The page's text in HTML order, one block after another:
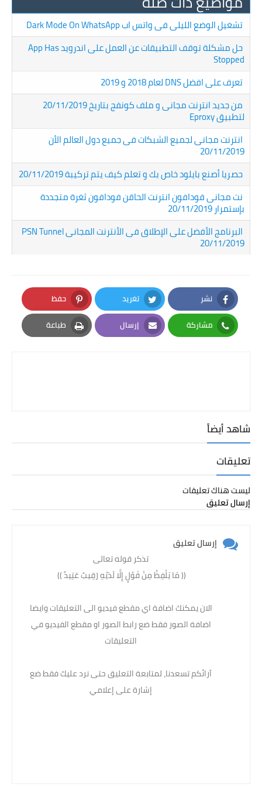
تشغيل الوضع الليلى فى واتس اب Dark Mode On WhatsApp
حل مشكلة توقف التطبيقات عن العمل على اندرويد App Has
Stopped
تعرف على افضل DNS لعام 2018 و 2019
من جديد انترنت مجانى و ملف كونفج بتاريخ 20/11/2019
لتطبيق Eproxy
انترنت مجانى لجميع الشبكات فى جميع دول العالم الأن
20/11/2019
حصريا أصنع بايلود خاص بك و تعلم كيف يتم تركيبة 20/11/2019
نت مجانى فودافون انترنت الحاقن فودافون ثغرة متجددة
بإستمرار 20/11/2019
البرنامج الأفضل على الإطلاق فى الأنترنت المجانى PSN Tunnel
20/11/2019
نشر
Facebook
تغريد
Twitter
حفظ
Pinterest
مشاركة
Whatsapp
إرسال
Email
طباعة
Print
شاهد أيضاً
تعليقات
ليست هناك تعليقات
إرسال تعليق
إرسال تعليق
تذكر قوله تعالى
(( مَا يَلْفِظُ مِنْ قَوْلٍ إِلَّا لَدَيْهِ رَقِيبٌ عَتِيدٌ )) ‏
الان يمكنك اضافة اي مقطع فيديو الى التعليقات وايضا
اضافة الصور فقط ضع رابط الصور او مقطع الفيديو في
التعليقات
آرائكم تسعدنا، لمتابعة التعليق حتى نرد عليك فقط ضع
إشارة على إعلامي